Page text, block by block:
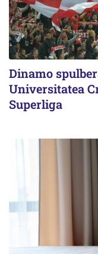
Dinamo
Universitatea
Superliga